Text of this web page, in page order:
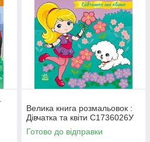
Велика книга розмальовок :
Дівчатка та квіти С1736026У
Готово до відправки